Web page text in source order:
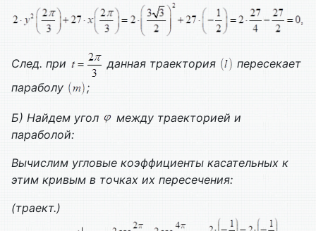
След. при данная траектория
пересекает
параболу
;
Б) Найдем угол
между траекторией и
параболой:
Вычислим угловые коэффициенты касательных к
этим кривым в точках их пересечения:
(траект.)